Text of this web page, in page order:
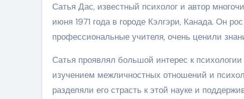
Сатья Дас, известный психолог и автор
июня 1971 года в городе Кэлгэри, Канада. Он
профессиональные учителя, очень ценили
Сатья проявлял большой интерес к
изучением межличностных отношений и
разделяли его страсть к этой науке и